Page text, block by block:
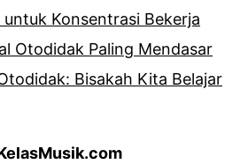
Konsentrasi Bekerja
Otodidak Paling Mendasar
Bisakah Kita Belajar